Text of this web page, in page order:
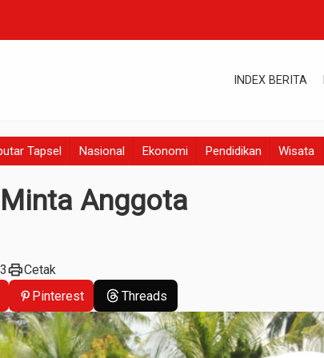
INDEX BERITA
Tapsel Nasional Ekonomi Pendidikan Wisata
Anggota
printCetak
Pinterest Threads